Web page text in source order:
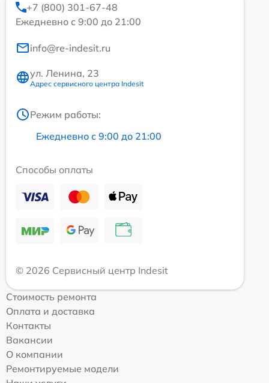
+7 (800) 301-67-48
Ежедневно с 9:00 до 21:00
info@re-indesit.ru
ул. Ленина, 23
Адрес сервисного центра Indesit
Режим работы:
Ежедневно с 9:00 до 21:00
Способы оплаты
© 2026 Сервисный центр Indesit
Стоимость ремонта
Оплата и доставка
Контакты
Вакансии
О компании
Ремонтируемые модели